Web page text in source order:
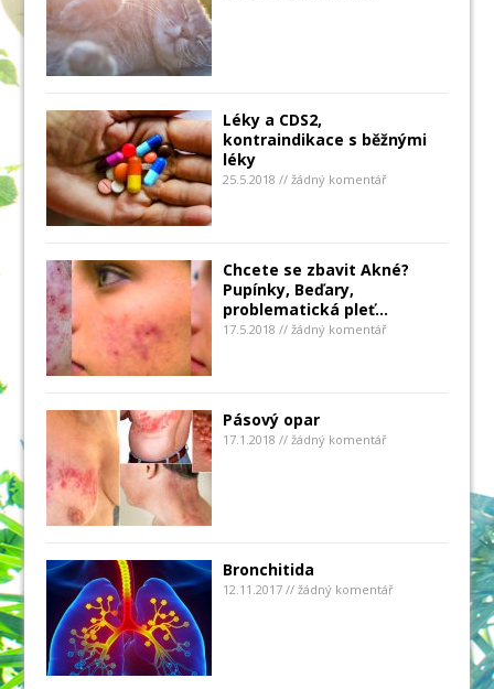
Léky a CDS2,
kontraindikace s běžnými
léky
25.5.2018 // žádný komentář
Chcete se zbavit Akné?
Pupínky, Beďary,
problematická pleť…
17.5.2018 // žádný komentář
Pásový opar
17.1.2018 // žádný komentář
Bronchitida
12.11.2017 // žádný komentář